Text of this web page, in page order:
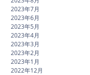
2023年7月
2023年6月
2023年5月
2023年4月
2023年3月
2023年2月
2023年1月
2022年12月